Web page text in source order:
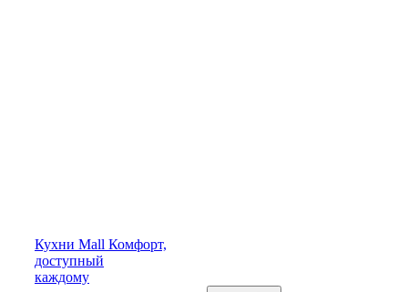
Кухни Mall Комфорт,
доступный
каждому